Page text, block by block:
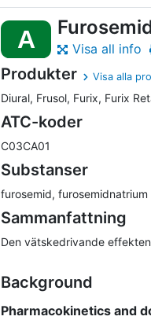
A Visa all info
Produkter Visa alla
Diural, Frusol, Furix, Furix
ATC-koder
C03CA01
Substanser
furosemid, furosemidnatrium
Sammanfattning
Den vätskedrivande
Background
Pharmacokinetics and